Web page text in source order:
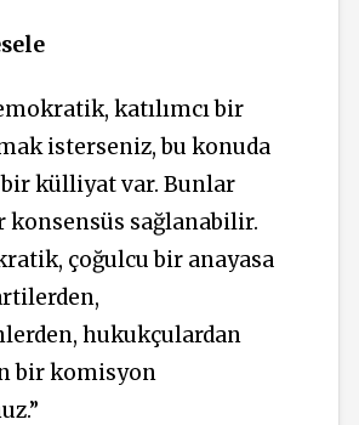
katılımcı bir
isterseniz, bu konuda
bir külliyat var. Bunlar
konsensüs sağlanabilir.
çoğulcu bir anayasa
hukukçulardan
bir komisyon